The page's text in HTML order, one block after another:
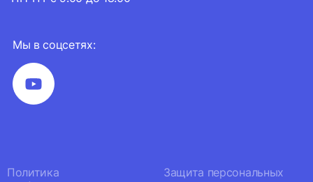
Мы в соцсетях:
Политика
Защита персональных